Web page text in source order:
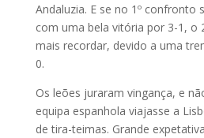
Andaluzia. E se no 1º confronto
com uma bela vitória por 3-1, o
mais recordar, devido a uma
0.
Os leões juraram vingança, e
equipa espanhola viajasse a
de tira-teimas. Grande